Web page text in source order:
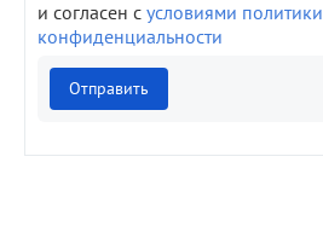
и согласен с условиями политики
конфиденциальности
Отправить